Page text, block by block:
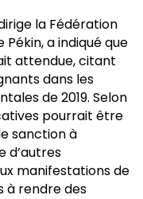
la Fédération
a indiqué que
attendue, citant
dans les
de 2019. Selon
pourrait être
sanction à
d’autres
manifestations de
à rendre des